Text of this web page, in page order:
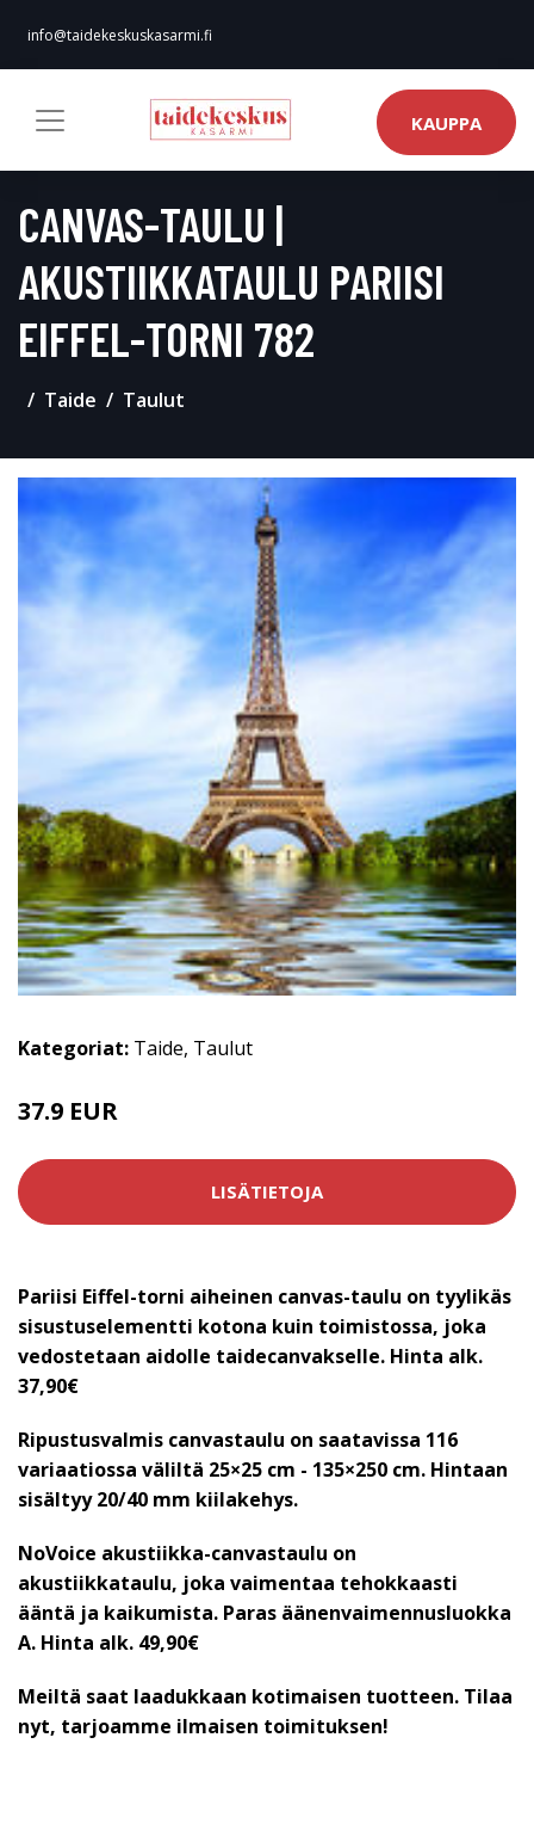
info@taidekeskuskasarmi.fi
KAUPPA
CANVAS-TAULU |
AKUSTIIKKATAULU PARIISI
EIFFEL-TORNI 782
Taide Taulut
Kategoriat: Taide, Taulut
37.9 EUR
LISÄTIETOJA
Pariisi Eiffel-torni aiheinen canvas-taulu on tyylikäs
sisustuselementti kotona kuin toimistossa, joka
vedostetaan aidolle taidecanvakselle. Hinta alk.
37,90€
Ripustusvalmis canvastaulu on saatavissa 116
variaatiossa väliltä 25×25 cm - 135×250 cm. Hintaan
sisältyy 20/40 mm kiilakehys.
NoVoice akustiikka-canvastaulu on
akustiikkataulu, joka vaimentaa tehokkaasti
ääntä ja kaikumista. Paras äänenvaimennusluokka
A. Hinta alk. 49,90€
Meiltä saat laadukkaan kotimaisen tuotteen. Tilaa
nyt, tarjoamme ilmaisen toimituksen!